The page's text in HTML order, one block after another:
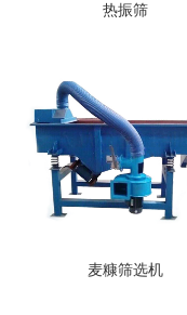
热振筛
麦糠筛选机